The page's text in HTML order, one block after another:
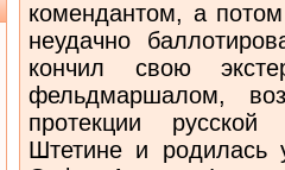
комендантом, а
неудачно
кончил свою
фельдмаршалом,
протекции
Штетине и родилась